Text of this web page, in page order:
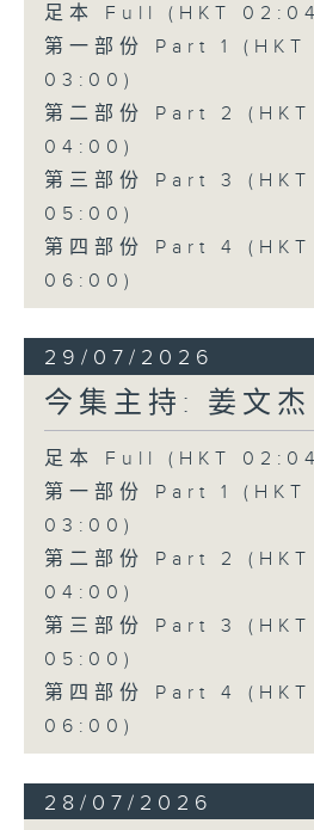
足本 Full (HKT
第一部份 Part 1
03:00)
第二部份 Part 2
04:00)
第三部份 Part 3
05:00)
第四部份 Part 4
06:00)
29/07/2026
今集主持: 姜文杰
足本 Full (HKT
第一部份 Part 1
03:00)
第二部份 Part 2
04:00)
第三部份 Part 3
05:00)
第四部份 Part 4
06:00)
28/07/2026